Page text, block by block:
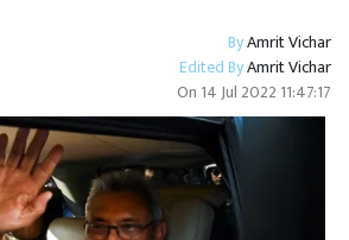
ByAmrit Vichar
Edited ByAmrit Vichar
On 14 Jul 2022 11:47:17